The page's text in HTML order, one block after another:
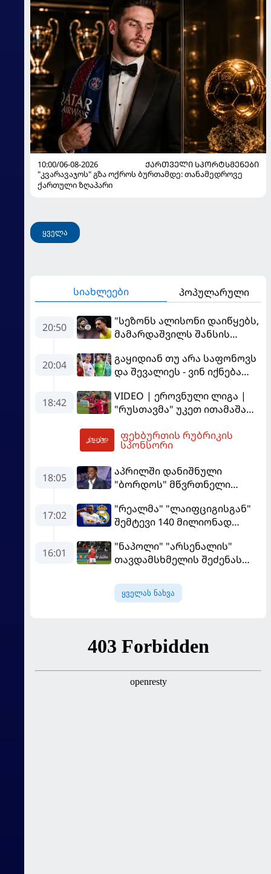
10:00/06-08-2026
ᲥᲐᲠᲗᲕᲔᲚᲘ ᲡᲞᲝᲠᲢᲡᲛᲔᲜᲔᲑᲘ
"კვარავაჯოს" გზა ოქროს ბურთამდე: თანამედროვე
ქართული ზღაპარი
ყველა
სიახლეები პოპულარული
20:50
"სეზონს ალისონი დაიწყებს,
მამარდაშვილს შანსის
მოთმინება სჭირდება,
რომელსაც 100%-ით
"ლივერპულის" ყოფილმა
მეკარემ
20:04
გაყიდიან თუ არა საფონოვს
და შევალიეს - ვინ იქნება
18:42
VIDEO | ეროვნული ლიგა |
"რუსთავმა" უკეთ ითამაშა
მოიგო, "ტორპედომ" გვიან
გაიღვიძა...
ფეხბურთის რუბრიკის
სპონსორი
18:05
აპრილში დანიშნული
"ბორდოს" მწვრთნელი
17:02
"რეალმა" "ლაიფციგისგან"
შემტევი 140 მილიონად
16:01
"ნაპოლი" "არსენალის"
თავდამსხმელის შეძენას
ყველას ნახვა